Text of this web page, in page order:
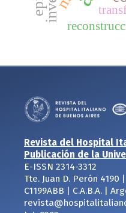
Revista del Hospital
Publicación de la
E-ISSN 2314-3312
Tte. Juan D. Perón 4190
C1199ABB | C.A.B.A. |